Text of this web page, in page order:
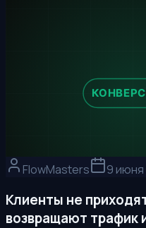
FlowMasters 9 июня
Клиенты не
возвращают трафик